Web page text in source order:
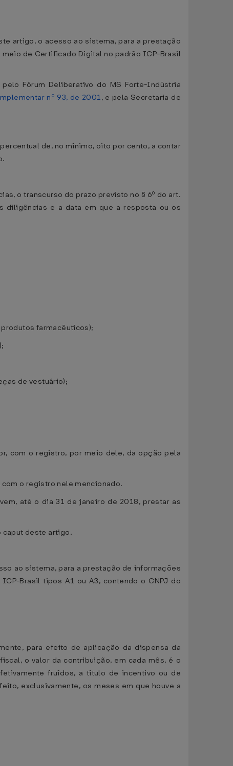
artigo, o acesso ao sistema, para a prestação
de Certificado Digital no padrão ICP-Brasil
Fórum Deliberativo do MS Forte-Indústria
nº 93, de 2001, e pela Secretaria de
de, no mínimo, oito por cento, a contar
o transcurso do prazo previsto no § 6º do art.
diligências e a data em que a resposta ou os
farmacêuticos);
de vestuário);
com o registro, por meio dele, da opção pela
o registro nele mencionado.
até o dia 31 de janeiro de 2018, prestar as
caput deste artigo.
ao sistema, para a prestação de informações
Brasil tipos A1 ou A3, contendo o CNPJ do
para efeito de aplicação da dispensa da
o valor da contribuição, em cada mês, é o
fruídos, a título de incentivo ou de
exclusivamente, os meses em que houve a